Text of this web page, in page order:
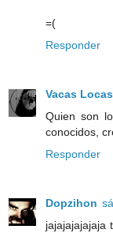
=(
Responder
Vacas Locas
Quien son
conocidos,
Responder
Dopzihon
jajajajajajaja